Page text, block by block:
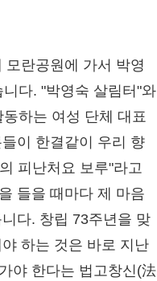
란공원에 가서 박영
다. "박영숙 살림터"와
하는 여성 단체 대표
이 한결같이 우리 향
피난처요 보루"라고
들을 때마다 제 마음
다. 창립 73주년을 맞
하는 것은 바로 지난
야 한다는 법고창신(法